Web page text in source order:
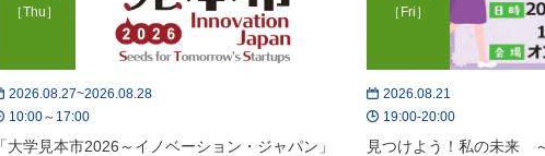
［Thu］
2026.08.27~2026.08.28
10:00～17:00
「大学見本市2026～イノベーション・ジャパン」
［Fri］
2026.08.21
19:00-20:00
見つけよう！私の未来